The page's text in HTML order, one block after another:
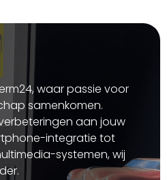
waar passie voor
samenkomen.
aan jouw
integratie tot
systemen, wij